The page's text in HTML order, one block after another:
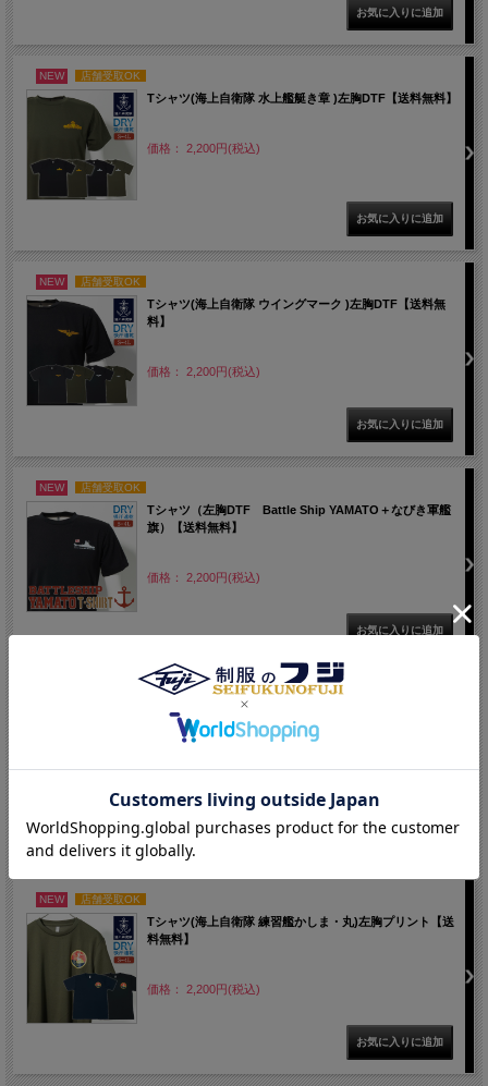
NEW 店舗受取OK
Tシャツ(海上自衛隊 水上艦艇き章 )左胸DTF【送料無料】
価格： 2,200円(税込)
NEW 店舗受取OK
Tシャツ(海上自衛隊 ウイングマーク )左胸DTF【送料無
料】
価格： 2,200円(税込)
NEW 店舗受取OK
Tシャツ（左胸DTF Battle Ship YAMATO＋なびき軍艦
旗）【送料無料】
価格： 2,200円(税込)
Tシャツ(海上自衛隊 ミニ軍艦旗 自衛艦旗)左腕プリント
NEW 店舗受取OK
Tシャツ(海上自衛隊 練習艦かしま・丸)左胸プリント【送
料無料】
価格： 2,200円(税込)